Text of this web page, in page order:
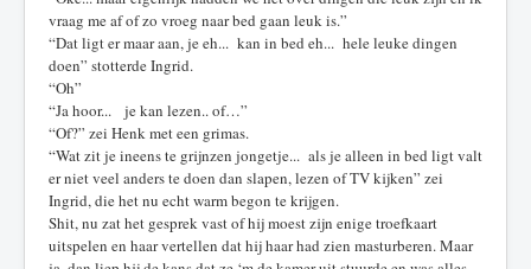
vraag me af of zo vroeg naar bed gaan leuk is.”
“Dat ligt er maar aan, je eh... kan in bed eh... hele leuke dingen
doen” stotterde Ingrid.
“Oh”
“Ja hoor... je kan lezen.. of…”
“Of?” zei Henk met een grimas.
“Wat zit je ineens te grijnzen jongetje... als je alleen in bed ligt valt
er niet veel anders te doen dan slapen, lezen of TV kijken” zei
Ingrid, die het nu echt warm begon te krijgen.
Shit, nu zat het gesprek vast of hij moest zijn enige troefkaart
uitspelen en haar vertellen dat hij haar had zien masturberen. Maar